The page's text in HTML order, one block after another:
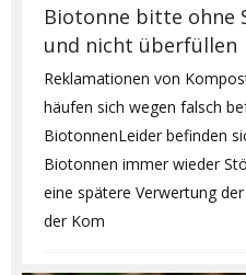
Biotonne bitte ohne
und nicht überfüllen
Reklamationen von
häufen sich wegen falsch
BiotonnenLeider befinden
Biotonnen immer wieder
eine spätere Verwertung
der Kom